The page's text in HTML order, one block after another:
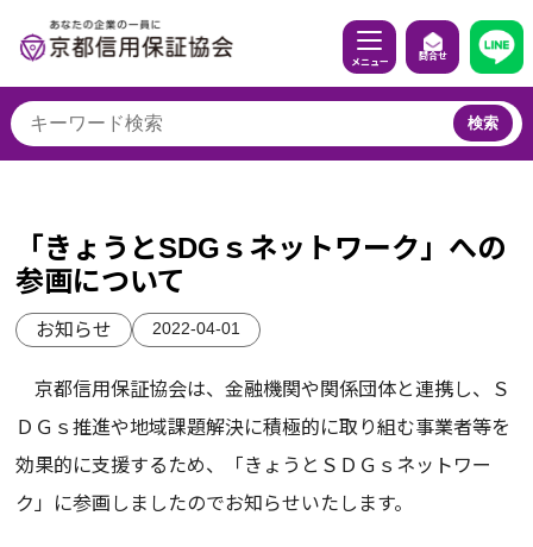
検索
「きょうとSDGｓネットワーク」への
参画について
お知らせ 2022-04-01
京都信用保証協会は、金融機関や関係団体と連携し、Ｓ
ＤＧｓ推進や地域課題解決に積極的に取り組む事業者等を
効果的に支援するため、「きょうとＳＤＧｓネットワー
ク」に参画しましたのでお知らせいたします。
メニュー
問合せ